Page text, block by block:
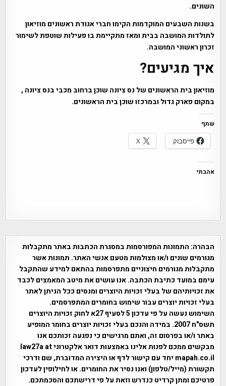
השונים.
בשנות השבעים המוקדמות הקימו חברי אגודת ראשונים מוזיאון
לתולדות המושבה בבית ומאז מתקיימת בו פעילות שוטפת לשימור
זכרון ראשוני המושבה.
איך מגיעים?
מוזיאון בית הראשונים של נס ציונה שוכן ברחוב מכבי בנס ציונה ,
במקום פארק גדול ובמרכזו שוכן בית הראשונים.
שתף
פייסבוק
X
אהבתי
הבהרה: התמונות המפורסמות במסגרת הכתבות באתר מתקבלות
מגורמים שונים ו/או מצולמות מטעם אנשי האתר. תמונות אשר
מתקבלות מגורמים חיצוניים מתפרסמות בהתאם למידע שהתקבל
עימם במועד כתיבת הכתבה. אנו עושים את מיטב המאמצים לכבד
את זכויותיהם של בעלי זכויות היוצרים ומנסים ככל הניתן לאתר
בעלי זכויות יוצרים עבור שימוש בחומרים המתפרסמים.
השימוש נעשה על פי עדכון 5 לסעיף 27א לחוק זכויות היוצרים
תשס"ח 2007. במידה והנכם בעלי זכויות יוצרים בחומר המופיע
באתר ו/או בפרסום זה, ואתם מרגישים כי נפגעה זכותכם אנו
מבקשים ממכם לפנות אלינו באמצעות דואר אלקטרוני law27a at
mapah.co.il יחד עם קישור לדף או היצירה המדוברת, שם ודרכי
תקשורת (מייל/טלפון) ואנו נסיר את החומרים. או לחילופין לעדכון
פרטיכם ומתן קרדיט כנדרש וזאת על פי דרישתכם והסכמתכם.